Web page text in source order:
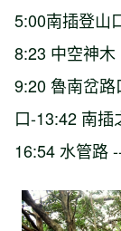
5:00南插登山
8:23 中空神木
9:20 魯南岔
口-13:42 南插
16:54 水管路